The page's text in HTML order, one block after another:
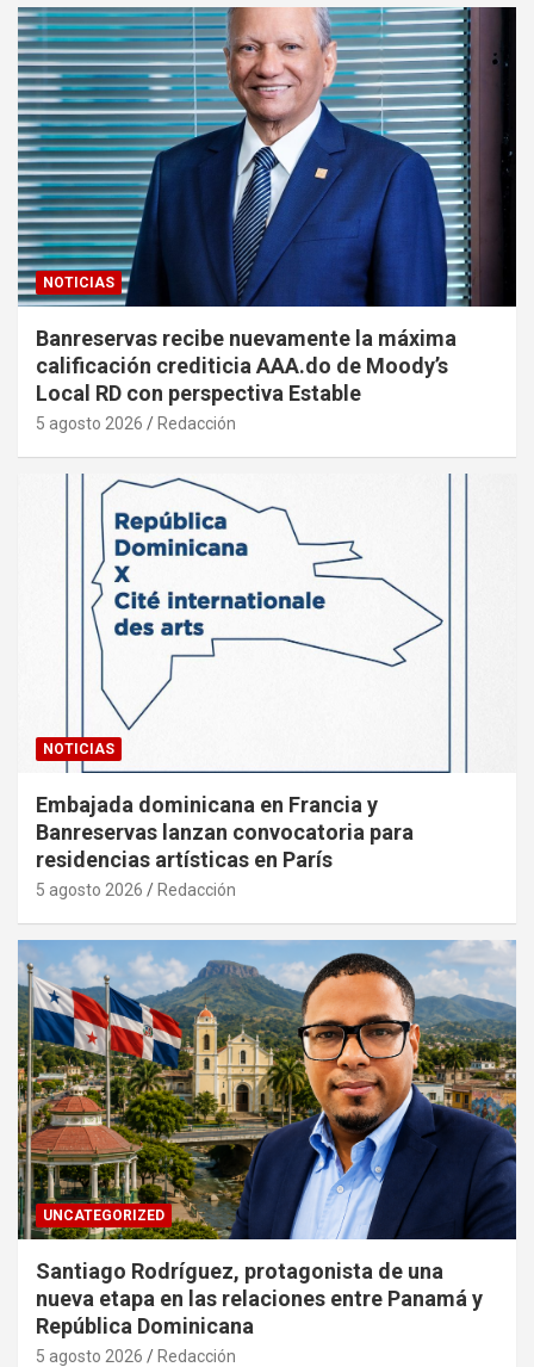
NOTICIAS
Banreservas recibe nuevamente la máxima
calificación crediticia AAA.do de Moody’s
Local RD con perspectiva Estable
5 agosto 2026 Redacción
NOTICIAS
Embajada dominicana en Francia y
Banreservas lanzan convocatoria para
residencias artísticas en París
5 agosto 2026 Redacción
UNCATEGORIZED
Santiago Rodríguez, protagonista de una
nueva etapa en las relaciones entre Panamá y
República Dominicana
5 agosto 2026 Redacción